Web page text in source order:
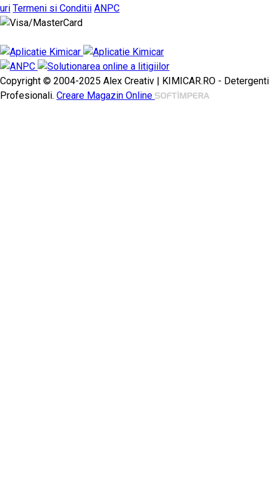
uri Termeni si Conditii ANPC
Copyright © 2004-2025 Alex Creativ | KIMICAR.RO - Detergenti
Profesionali. Creare Magazin Online